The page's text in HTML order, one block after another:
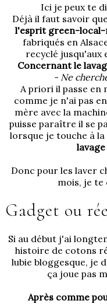
Ici je peux te
Déjà il faut savoir que
l'esprit green-
fabriqués en
recyclé jusqu'aux
Concernant le
- Ne
A priori il passe en
comme je n'ai pas
mère avec la
puisse paraître il se
lorsque je touche à la
Donc pour les laver
mois, je
Gadget ou
Si au début j'ai
histoire de cotons
lubie bloggesque, je
ça joue pas
Après comme